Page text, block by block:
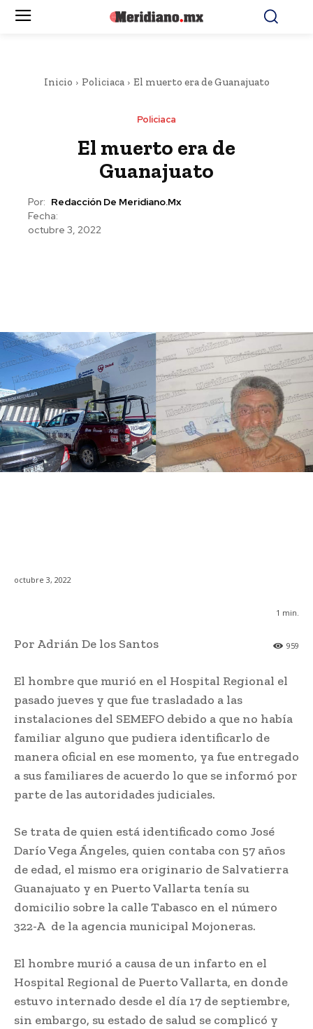
Inicio Policiaca El muerto era de Guanajuato
Policiaca
El muerto era de
Guanajuato
Por: Redacción De Meridiano.mx
Fecha:
octubre 3, 2022
octubre 3, 2022
1 min.
959
Por Adrián De los Santos
El hombre que murió en el Hospital Regional el
pasado jueves y que fue trasladado a las
instalaciones del SEMEFO debido a que no había
familiar alguno que pudiera identificarlo de
manera oficial en ese momento, ya fue entregado
a sus familiares de acuerdo lo que se informó por
parte de las autoridades judiciales.
Se trata de quien está identificado como José
Darío Vega Ángeles, quien contaba con 57 años
de edad, el mismo era originario de Salvatierra
Guanajuato y en Puerto Vallarta tenía su
domicilio sobre la calle Tabasco en el número
322-A de la agencia municipal Mojoneras.
El hombre murió a causa de un infarto en el
Hospital Regional de Puerto Vallarta, en donde
estuvo internado desde el día 17 de septiembre,
sin embargo, su estado de salud se complicó y